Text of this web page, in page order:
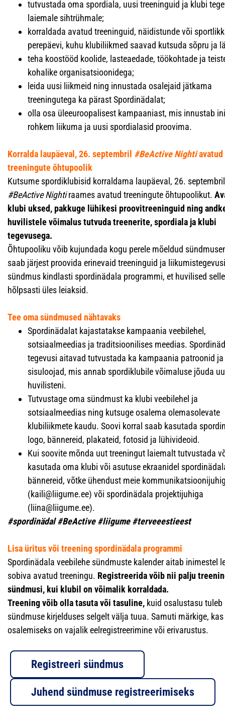
tutvustada oma spordiala, uusi treeninguid ja klubi
laiemale sihtrühmale;
korraldada avatud treeninguid, näidistunde või
perepäevi, kuhu klubiliikmed saavad kutsuda sõpru ja
teha koostööd koolide, lasteaedade, töökohtade ja
kohalike organisatsioonidega;
leida uusi liikmeid ning innustada osalejaid jätkama
treeningutega ka pärast Spordinädalat;
olla osa üleeuroopalisest kampaaniast, mis innustab
rohkem liikuma ja uusi spordialasid proovima.
Korralda laupäeval, 26. septembril #BeActive Nightiavatud
treeningute õhtupoolik
Kutsume spordiklubisid korraldama laupäeval, 26. septembril
#BeActive Nightiraames avatud treeningute õhtupoolikut.
klubi uksed, pakkuge lühikesi proovitreeninguid ning
huvilistele võimalus tutvuda treenerite, spordiala ja klubi
tegevusega.
Õhtupooliku võib kujundada kogu perele mõeldud
saab järjest proovida erinevaid treeninguid ja
sündmus kindlasti spordinädala programmi, et huvilised selle
hõlpsasti üles leiaksid.
Tee oma sündmused nähtavaks
Spordinädalat kajastatakse kampaania veebilehel,
sotsiaalmeedias ja traditsioonilises meedias.
tegevusi aitavad tutvustada ka kampaania patroonid
sisuloojad, mis annab spordiklubile võimaluse jõuda
huvilisteni.
Tutvustage oma sündmust ka klubi veebilehel ja
sotsiaalmeedias ning kutsuge osalema olemasolevate
klubiliikmete kaudu. Soovi korral saab kasutada
logo, bännereid, plakateid, fotosid ja lühivideoid.
Kui soovite mõnda uut treeningut laiemalt tutvustada
kasutada oma klubi või asutuse ekraanidel
bännereid, võtke ühendust meie
(kaili@liigume.ee) või spordinädala projektijuhiga
(liina@liigume.ee).
#spordinädal #BeActive #liigume #terveeestieest
Lisa üritus või treening spordinädala programmi
Spordinädala veebilehe sündmuste kalender aitab inimestel
sobiva avatud treeningu. Registreerida võib nii palju
sündmusi, kui klubil on võimalik korraldada.
Treening võib olla tasuta või tasuline, kuid osalustasu tuleb
sündmuse kirjelduses selgelt välja tuua. Samuti märkige, kas
osalemiseks on vajalik eelregistreerimine või erivarustus.
Registreeri sündmus
Juhend sündmuse registreerimiseks